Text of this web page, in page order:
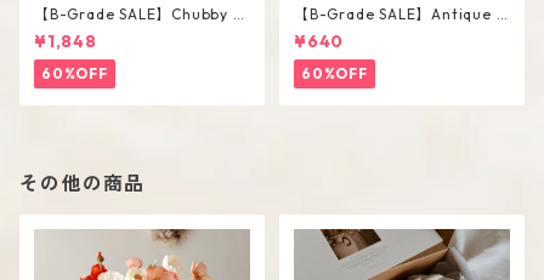
【B-Grade SALE】Chubby V
ase / M
¥1,848
60%OFF
【B-Grade SALE】Antique F
lower Vase #C
¥640
60%OFF
その他の商品